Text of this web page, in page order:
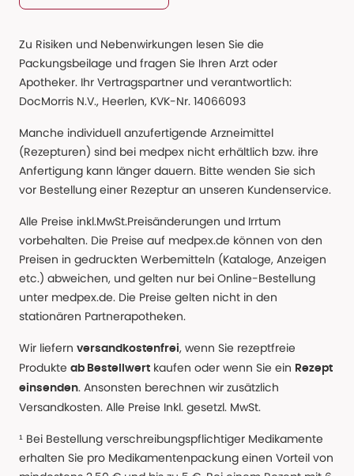
Zu Risiken und Nebenwirkungen lesen Sie die
Packungsbeilage und fragen Sie Ihren Arzt oder
Apotheker. Ihr Vertragspartner und verantwortlich:
DocMorris N.V., Heerlen, KVK-Nr. 14066093
Manche individuell anzufertigende Arzneimittel
(Rezepturen) sind bei medpex nicht erhältlich bzw. ihre
Anfertigung kann länger dauern. Bitte wenden Sie sich
vor Bestellung einer Rezeptur an unseren Kundenservice.
Alle Preise inkl.MwSt.Preisänderungen und Irrtum
vorbehalten. Die Preise auf medpex.de können von den
Preisen in gedruckten Werbemitteln (Kataloge, Anzeigen
etc.) abweichen, und gelten nur bei Online-Bestellung
unter medpex.de. Die Preise gelten nicht in den
stationären Partnerapotheken.
Wir liefern versandkostenfrei, wenn Sie rezeptfreie
Produkte ab Bestellwert kaufen oder wenn Sie ein Rezept
einsenden. Ansonsten berechnen wir zusätzlich
Versandkosten. Alle Preise Inkl. gesetzl. MwSt.
¹ Bei Bestellung verschreibungspflichtiger Medikamente
erhalten Sie pro Medikamentenpackung einen Vorteil von